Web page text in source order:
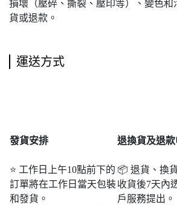
損壞（壓碎、撕裂、壓印等）、變色和
貨或退款。
運送方式
發貨安排
⭐ 工作日上午10點前下的
訂單將在工作日當天包裝
和發貨。
退換貨及退
📦 退貨、換
收貨後7天內
戶服務提出。